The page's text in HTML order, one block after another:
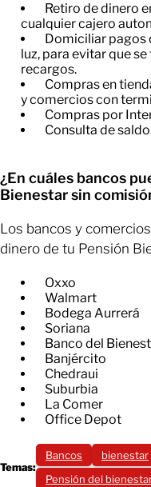
Retiro de dinero
cualquier cajero
​Domiciliar pagos
luz, para evitar que
recargos.
​Compras en
y comercios con
​Compras por
​Consulta de
¿En cuáles bancos
Bienestar sin
Los bancos y
dinero de tu Pensión
Oxxo
Walmart
Bodega Aurrerá
Soriana
Banco del
Banjército
Chedraui
Suburbia
La Comer
Office Depot
Temas:
Bancos bienestar
Pensión del